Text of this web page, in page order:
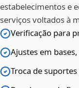
estabelecimentos e
serviços voltados à
Verificação para
Ajustes em
Troca de